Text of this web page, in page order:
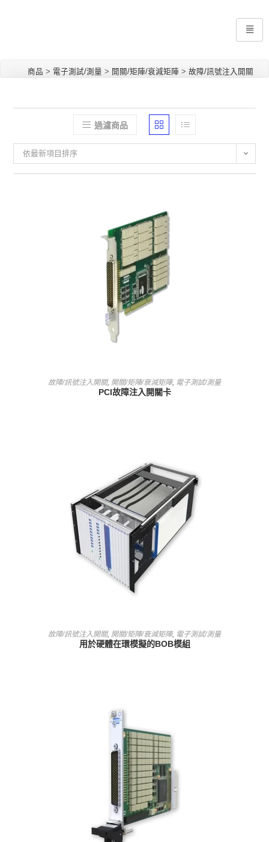
商品 > 電子測試/測量 > 開關/矩陣/衰減矩陣 > 故障/訊號注入開關
過濾商品
依最新項目排序
查看內容
故障/訊號注入開關, 開關/矩陣/衰減矩陣, 電子測試/測量
PCI故障注入開關卡
查看內容
故障/訊號注入開關, 開關/矩陣/衰減矩陣, 電子測試/測量
用於硬體在環模擬的BOB模組